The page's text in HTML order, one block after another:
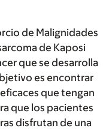
de Malignidades
de Kaposi
que se desarrolla
es encontrar
que tengan
que los pacientes
disfrutan de una